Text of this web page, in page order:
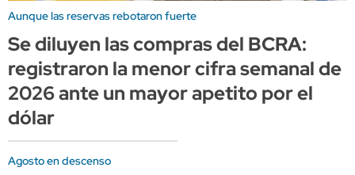
Aunque las reservas rebotaron fuerte
Se diluyen las compras del BCRA:
registraron la menor cifra semanal de
2026 ante un mayor apetito por el
dólar
Agosto en descenso